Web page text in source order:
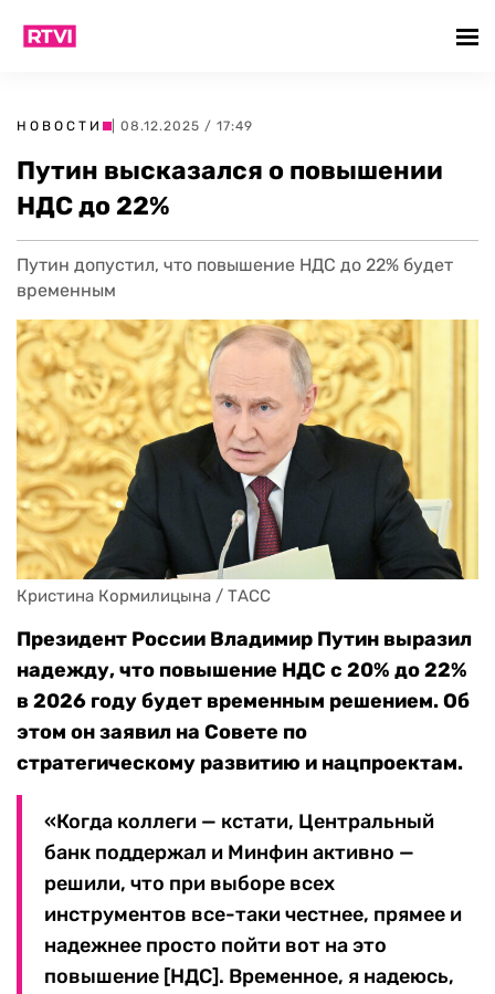
НОВОСТИ | 08.12.2025 / 17:49
Путин высказался о повышении
НДС до 22%
Путин допустил, что повышение НДС до 22% будет
временным
Кристина Кормилицына / ТАСС
Президент России Владимир Путин выразил
надежду, что повышение НДС с 20% до 22%
в 2026 году будет временным решением. Об
этом он заявил на Совете по
стратегическому развитию и нацпроектам.
«Когда коллеги — кстати, Центральный
банк поддержал и Минфин активно —
решили, что при выборе всех
инструментов все-таки честнее, прямее и
надежнее просто пойти вот на это
повышение [НДС]. Временное, я надеюсь,